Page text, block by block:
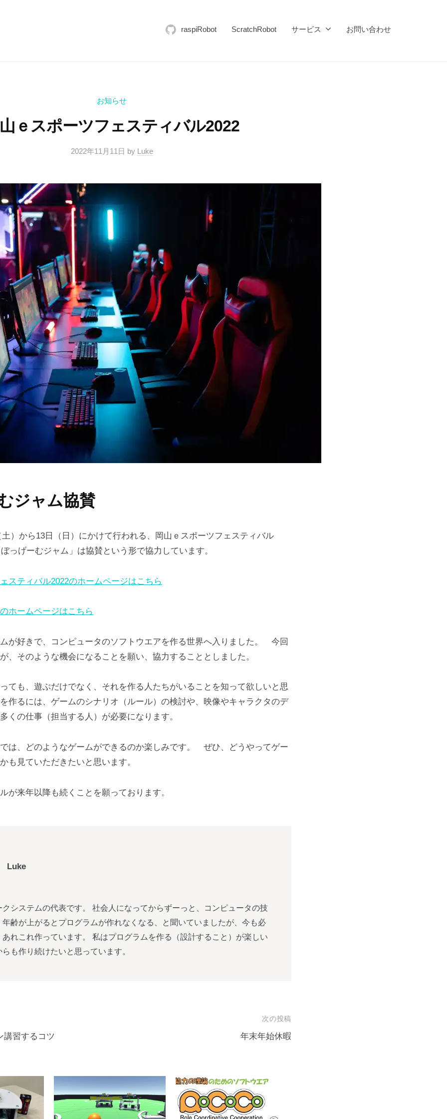
raspiRobot ScratchRobot サービス お問い合わせ
お知らせ
ｅスポーツフェスティバル2022
2022年11月11日 by Luke
ジャム協賛
土）から13日（日）にかけて行われる、岡山ｅスポーツフェスティバル
っげーむジャム」は協賛という形で協力しています。
スティバル2022のホームページはこちら
ホームページはこちら
が好きで、コンピュータのソフトウエアを作る世界へ入りました。 今回
、そのような機会になることを願い、協力することとしました。
ても、遊ぶだけでなく、それを作る人たちがいることを知って欲しいと思
作るには、ゲームのシナリオ（ルール）の検討や、映像やキャラクタのデ
くの仕事（担当する人）が必要になります。
は、どのようなゲームができるのか楽しみです。 ぜひ、どうやってゲー
も見ていただきたいと思います。
が来年以降も続くことを願っております。
Luke
システムの代表です。 社会人になってからずーっと、コンピュータの技
齢が上がるとプログラムが作れなくなる、と聞いていましたが、今も必
れこれ作っています。 私はプログラムを作る（設計すること）が楽しい
も作り続けたいと思っています。
講習するコツ
次の投稿
年末年始休暇